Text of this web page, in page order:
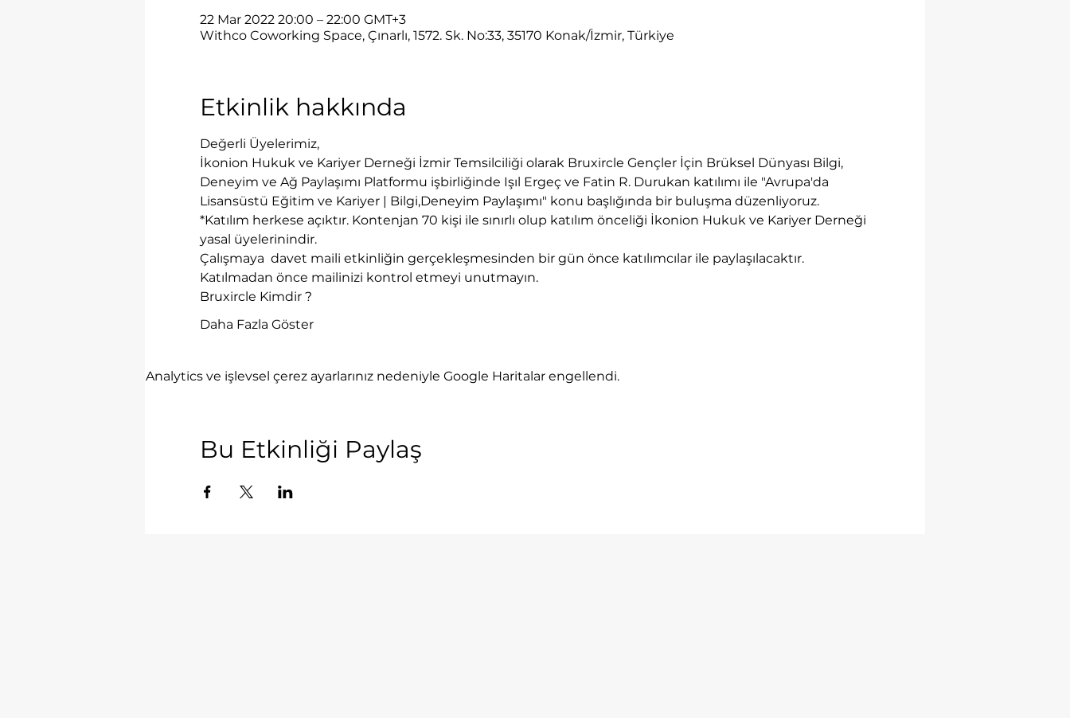
22 Mar 2022 20:00 – 22:00 GMT+3
Withco Coworking Space, Çınarlı, 1572. Sk. No:33, 35170 Konak/İzmir, Türkiye
Etkinlik hakkında
Değerli Üyelerimiz,
İkonion Hukuk ve Kariyer Derneği İzmir Temsilciliği olarak Bruxircle Gençler İçin Brüksel Dünyası Bilgi,
Deneyim ve Ağ Paylaşımı Platformu işbirliğinde Işıl Ergeç ve Fatin R. Durukan katılımı ile "Avrupa'da
Lisansüstü Eğitim ve Kariyer | Bilgi,Deneyim Paylaşımı" konu başlığında bir buluşma düzenliyoruz.
*Katılım herkese açıktır. Kontenjan 70 kişi ile sınırlı olup katılım önceliği İkonion Hukuk ve Kariyer Derneği
yasal üyelerinindir.
Çalışmaya  davet maili etkinliğin gerçekleşmesinden bir gün önce katılımcılar ile paylaşılacaktır.
Katılmadan önce mailinizi kontrol etmeyi unutmayın.
Bruxircle Kimdir ?
Daha Fazla Göster
Analytics ve işlevsel çerez ayarlarınız nedeniyle Google Haritalar engellendi.
Bu Etkinliği Paylaş